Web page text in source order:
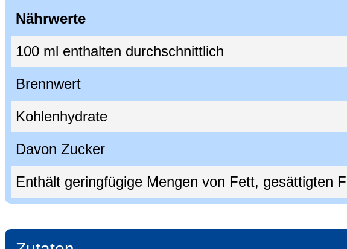
Nährwerte
100 ml enthalten durchschnittlich
Brennwert
Kohlenhydrate
Davon Zucker
Enthält geringfügige Mengen von Fett, gesättigten